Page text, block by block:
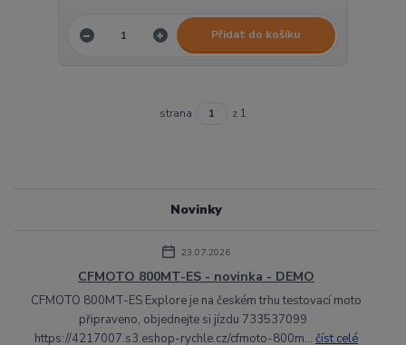
Přidat do košíku
strana z 1
Novinky
23.07.2026
CFMOTO 800MT-ES - novinka - DEMO
CFMOTO 800MT-ES Explore je na českém trhu testovací moto
připraveno, objednejte si jízdu 733537099
https://4217007.s3.eshop-rychle.cz/cfmoto-800m... číst celé